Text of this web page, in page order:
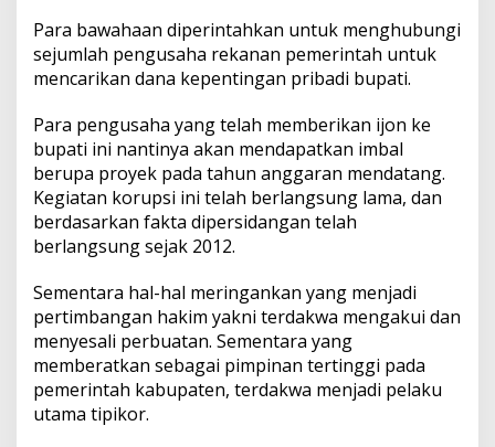
Para bawahaan diperintahkan untuk menghubungi
sejumlah pengusaha rekanan pemerintah untuk
mencarikan dana kepentingan pribadi bupati.
Para pengusaha yang telah memberikan ijon ke
bupati ini nantinya akan mendapatkan imbal
berupa proyek pada tahun anggaran mendatang.
Kegiatan korupsi ini telah berlangsung lama, dan
berdasarkan fakta dipersidangan telah
berlangsung sejak 2012.
Sementara hal-hal meringankan yang menjadi
pertimbangan hakim yakni terdakwa mengakui dan
menyesali perbuatan. Sementara yang
memberatkan sebagai pimpinan tertinggi pada
pemerintah kabupaten, terdakwa menjadi pelaku
utama tipikor.